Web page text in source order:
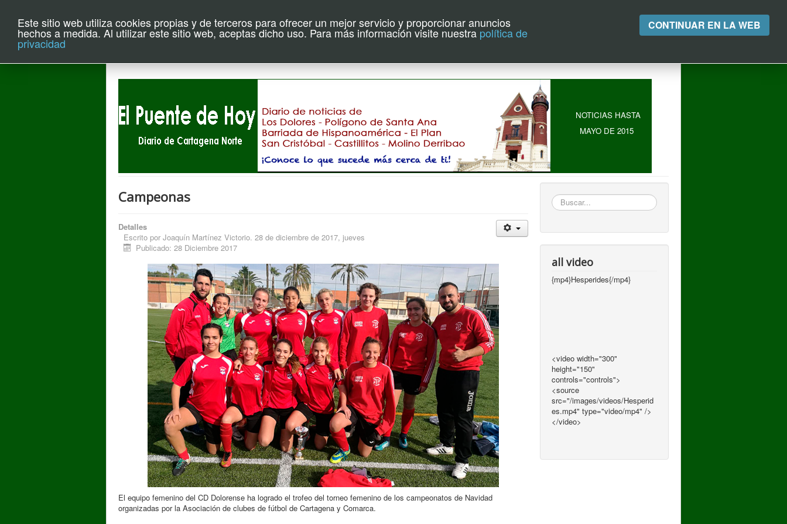
Archivo el Puente de Hoy
NOTICIAS HASTA
MAYO DE 2015
Campeonas
Detalles
Escrito por Joaquín Martínez Victorio. 28 de diciembre de 2017, jueves
Publicado: 28 Diciembre 2017
El equipo femenino del CD Dolorense ha logrado el trofeo del torneo femenino de los campeonatos de Navidad
organizadas por la Asociación de clubes de fútbol de Cartagena y Comarca.
Buscar
all video
{mp4}Hesperides{/mp4}
<video width="300"
height="150"
controls="controls">
<source
src="/images/videos/Hesperid
es.mp4" type="video/mp4" />
</video>
Este sitio web utiliza cookies propias y de terceros para ofrecer un mejor servicio y proporcionar anuncios
hechos a medida. Al utilizar este sitio web, aceptas dicho uso. Para más información visite nuestra política de
privacidad
CONTINUAR EN LA WEB